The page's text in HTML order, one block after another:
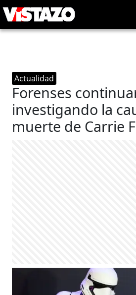
Actualidad
Forenses
investigando la
muerte de Carrie